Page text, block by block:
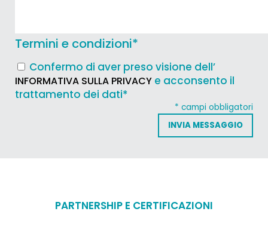
Termini e condizioni*
Confermo di aver preso visione dell’
INFORMATIVA SULLA PRIVACY e acconsento il
trattamento dei dati*
* campi obbligatori
PARTNERSHIP E CERTIFICAZIONI